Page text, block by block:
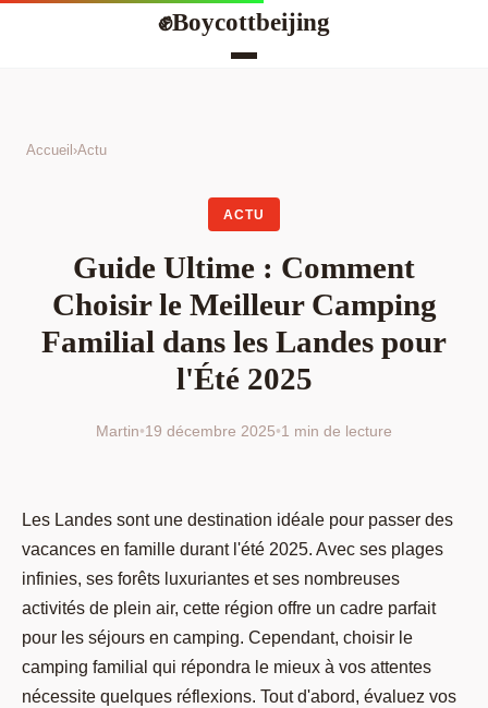
✊Boycottbeijing
Accueil ›Actu
ACTU
Guide Ultime : Comment
Choisir le Meilleur Camping
Familial dans les Landes pour
l'Été 2025
Martin•19 décembre 2025•1 min de lecture
Les Landes sont une destination idéale pour passer des
vacances en famille durant l'été 2025. Avec ses plages
infinies, ses forêts luxuriantes et ses nombreuses
activités de plein air, cette région offre un cadre parfait
pour les séjours en camping. Cependant, choisir le
camping familial qui répondra le mieux à vos attentes
nécessite quelques réflexions. Tout d'abord, évaluez vos